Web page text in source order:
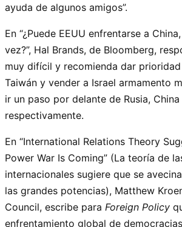
ayuda de algunos amigos”.
En “¿Puede EEUU enfrentarse a
vez?”, Hal Brands, de Bloomberg,
muy difícil y recomienda dar
Taiwán y vender a Israel armamento
ir un paso por delante de Rusia, China
respectivamente.
En “International Relations Theory
Power War Is Coming” (La teoría de
internacionales sugiere que se
las grandes potencias), Matthew
Council, escribe para Foreign Policy
enfrentamiento global de